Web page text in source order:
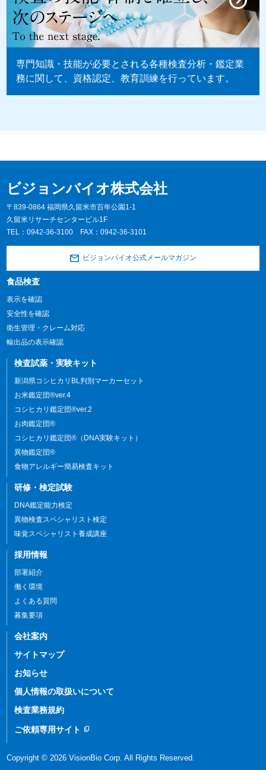
専門知識・技能が必要とされる各種検査分析・鑑定業
務に関して、資格認定、教育訓練を行っています。
ビジョンバイオ株式会社
〒839-0864 福岡県久留米市百年公園1-1
久留米リサーチセンタービル1F
TEL：0942-36-3100 FAX：0942-36-3101
ビジョンバイオ公式メールマガジン
食品検査
表示を確認
安全性を確認
衛生管理・クレーム対応
輸出品の表示確認
検査試薬・実験キット
新潟県コシヒカリBL判別マーカーセット
お米鑑定団®ver.4
コシヒカリ鑑定団®ver.2
お肉鑑定団®
コシヒカリ鑑定団®（DNA実験キット）
異物鑑定団®
食物アレルギー簡易検査キット
研修・検定試験
DNA鑑定能力検定
異物検査スペシャリスト検定
味覚スペシャリスト養成講座
採用情報
部署紹介
働く環境
よくある質問
募集要項
会社案内
サイトマップ
お知らせ
個人情報の取扱いについて
検査業務規約
ご依頼専用サイト content_copy
Copyright © 2026 VisionBio Corp. All Rights Reserved.